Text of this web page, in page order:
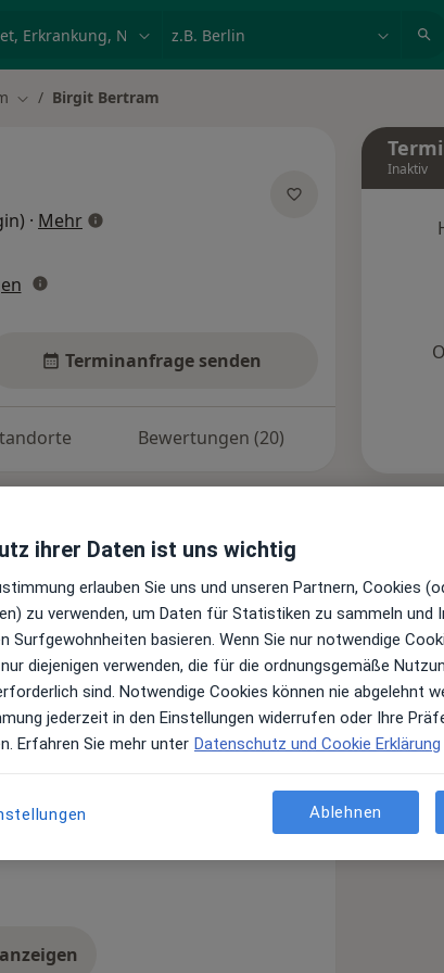
Stadt ändern
Birgit Bertram
· Mehrüber Spezialisierungen
Terminanfrage senden
Bewertungen (20)
zu erhalten und Ihre
Mittelpunkt und entscheiden
ich Ihnen über die
und
zur Präventologin,
habe ich
Erfahrungen
Inaktiv
ihrer Daten ist uns wichtig
erlauben Sie uns und unseren Partnern, Cookies
zu verwenden, um Daten für Statistiken zu sammeln und
Surfgewohnheiten basieren. Wenn Sie nur notwendige
diejenigen verwenden, die für die ordnungsgemäße
sind. Notwendige Cookies können nie abgelehnt
jederzeit in den Einstellungen widerrufen oder Ihre
Erfahren Sie mehr unter Datenschutz und Cookie Erklärung
Ablehnen